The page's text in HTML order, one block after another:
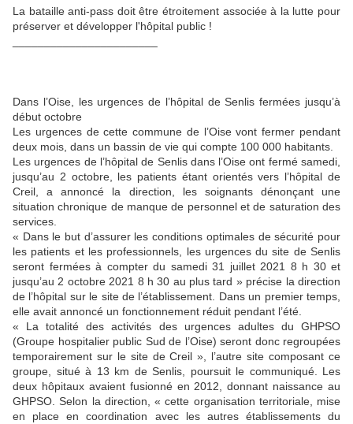
La bataille anti-pass doit être étroitement associée à la lutte pour
préserver et développer l'hôpital public !
Dans l’Oise, les urgences de l’hôpital de Senlis fermées jusqu’à
début octobre
Les urgences de cette commune de l’Oise vont fermer pendant
deux mois, dans un bassin de vie qui compte 100 000 habitants.
Les urgences de l’hôpital de Senlis dans l’Oise ont fermé samedi,
jusqu’au 2 octobre, les patients étant orientés vers l’hôpital de
Creil, a annoncé la direction, les soignants dénonçant une
situation chronique de manque de personnel et de saturation des
services.
« Dans le but d’assurer les conditions optimales de sécurité pour
les patients et les professionnels, les urgences du site de Senlis
seront fermées à compter du samedi 31 juillet 2021 8 h 30 et
jusqu’au 2 octobre 2021 8 h 30 au plus tard » précise la direction
de l’hôpital sur le site de l’établissement. Dans un premier temps,
elle avait annoncé un fonctionnement réduit pendant l’été.
« La totalité des activités des urgences adultes du GHPSO
(Groupe hospitalier public Sud de l’Oise) seront donc regroupées
temporairement sur le site de Creil », l’autre site composant ce
groupe, situé à 13 km de Senlis, poursuit le communiqué. Les
deux hôpitaux avaient fusionné en 2012, donnant naissance au
GHPSO. Selon la direction, « cette organisation territoriale, mise
en place en coordination avec les autres établissements du